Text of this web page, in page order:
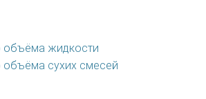
объёма жидкости
объёма сухих смесей